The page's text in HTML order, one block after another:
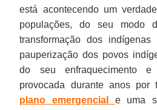
está acontecendo um
populações, do seu
transformação dos
pauperização dos povos
do seu enfraquecimento
provocada durante anos
plano emergencial
e uma